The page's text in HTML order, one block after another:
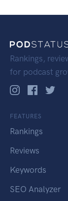
Rankings,
for podcast
FEATURES
Rankings
Reviews
Keywords
SEO Analyzer